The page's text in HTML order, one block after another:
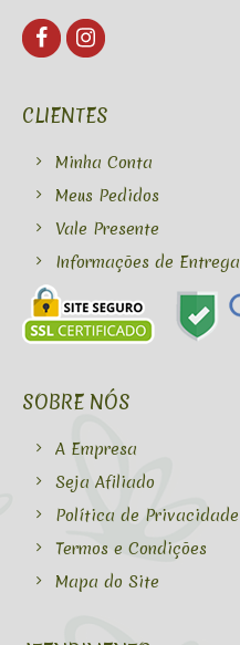
CLIENTES
Minha Conta
Meus Pedidos
Vale Presente
Informações de Entrega
SOBRE NÓS
A Empresa
Seja Afiliado
Política de Privacidade
Termos e Condições
Mapa do Site